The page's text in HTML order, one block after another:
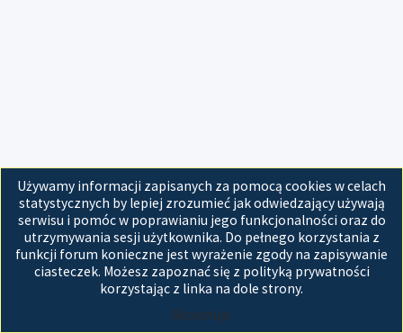
Używamy informacji zapisanych za pomocą cookies w celach
statystycznych by lepiej zrozumieć jak odwiedzający używają
serwisu i pomóc w poprawianiu jego funkcjonalności oraz do
utrzymywania sesji użytkownika. Do pełnego korzystania z
funkcji forum konieczne jest wyrażenie zgody na zapisywanie
ciasteczek. Możesz zapoznać się z polityką prywatności
korzystając z linka na dole strony.
Akceptuję